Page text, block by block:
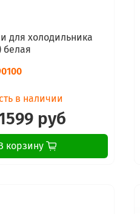
для холодильника
белая
в наличии
руб
корзину